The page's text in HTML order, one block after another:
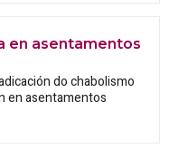
en asentamentos
do chabolismo
en asentamentos